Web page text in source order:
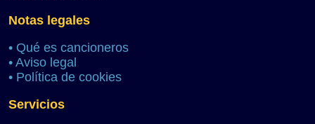
Notas legales
• Qué es cancioneros
• Aviso legal
• Política de cookies
Servicios